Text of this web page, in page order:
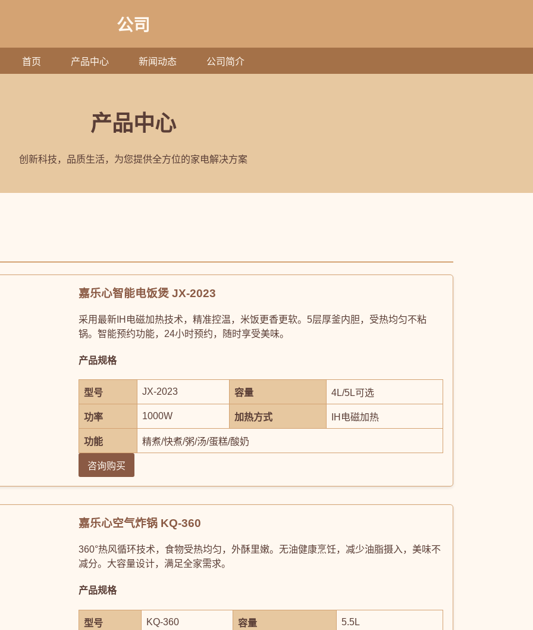
公司
首页 产品中心 新闻动态 公司简介
产品中心
创新科技，品质生活，为您提供全方位的家电解决方案
嘉乐心智能电饭煲 JX-2023
采用最新IH电磁加热技术，精准控温，米饭更香更软。5层厚釜内胆，受热均匀不粘
锅。智能预约功能，24小时预约，随时享受美味。
产品规格
型号 JX-2023 容量 4L/5L可选
功率 1000W 加热方式 IH电磁加热
功能 精煮/快煮/粥/汤/蛋糕/酸奶
咨询购买
嘉乐心空气炸锅 KQ-360
360°热风循环技术，食物受热均匀，外酥里嫩。无油健康烹饪，减少油脂摄入，美味不
减分。大容量设计，满足全家需求。
产品规格
型号 KQ-360 容量 5.5L